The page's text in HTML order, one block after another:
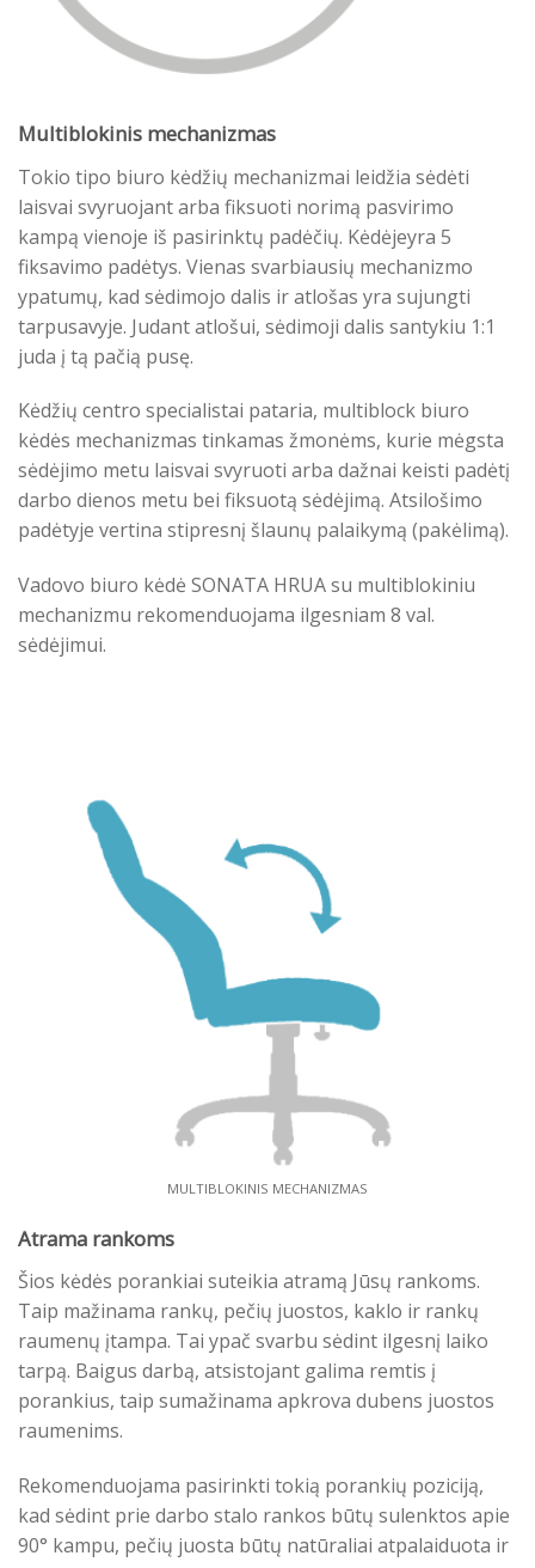
Multiblokinis mechanizmas
Tokio tipo biuro kėdžių mechanizmai leidžia sėdėti
laisvai svyruojant arba fiksuoti norimą pasvirimo
kampą vienoje iš pasirinktų padėčių. Kėdėjeyra 5
fiksavimo padėtys. Vienas svarbiausių mechanizmo
ypatumų, kad sėdimojo dalis ir atlošas yra sujungti
tarpusavyje. Judant atlošui, sėdimoji dalis santykiu 1:1
juda į tą pačią pusę.
Kėdžių centro specialistai pataria, multiblock biuro
kėdės mechanizmas tinkamas žmonėms, kurie mėgsta
sėdėjimo metu laisvai svyruoti arba dažnai keisti padėtį
darbo dienos metu bei fiksuotą sėdėjimą. Atsilošimo
padėtyje vertina stipresnį šlaunų palaikymą (pakėlimą).
Vadovo biuro kėdė SONATA HRUA su multiblokiniu
mechanizmu rekomenduojama ilgesniam 8 val.
sėdėjimui.
MULTIBLOKINIS MECHANIZMAS
Atrama rankoms
Šios kėdės porankiai suteikia atramą Jūsų rankoms.
Taip mažinama rankų, pečių juostos, kaklo ir rankų
raumenų įtampa. Tai ypač svarbu sėdint ilgesnį laiko
tarpą. Baigus darbą, atsistojant galima remtis į
porankius, taip sumažinama apkrova dubens juostos
raumenims.
Rekomenduojama pasirinkti tokią porankių poziciją,
kad sėdint prie darbo stalo rankos būtų sulenktos apie
90° kampu, pečių juosta būtų natūraliai atpalaiduota ir